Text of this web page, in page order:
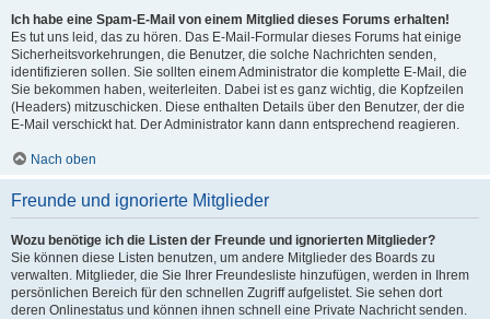
Ich habe eine Spam-E-Mail von einem Mitglied dieses Forums erhalten!
Es tut uns leid, das zu hören. Das E-Mail-Formular dieses Forums hat einige
Sicherheitsvorkehrungen, die Benutzer, die solche Nachrichten senden,
identifizieren sollen. Sie sollten einem Administrator die komplette E-Mail, die
Sie bekommen haben, weiterleiten. Dabei ist es ganz wichtig, die Kopfzeilen
(Headers) mitzuschicken. Diese enthalten Details über den Benutzer, der die
E-Mail verschickt hat. Der Administrator kann dann entsprechend reagieren.
Nach oben
Freunde und ignorierte Mitglieder
Wozu benötige ich die Listen der Freunde und ignorierten Mitglieder?
Sie können diese Listen benutzen, um andere Mitglieder des Boards zu
verwalten. Mitglieder, die Sie Ihrer Freundesliste hinzufügen, werden in Ihrem
persönlichen Bereich für den schnellen Zugriff aufgelistet. Sie sehen dort
deren Onlinestatus und können ihnen schnell eine Private Nachricht senden.